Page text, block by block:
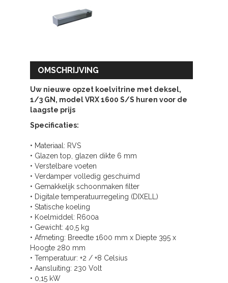
OMSCHRIJVING
Uw nieuwe opzet koelvitrine met deksel,
1/3 GN, model VRX 1600 S/S huren voor de
laagste prijs
Specificaties:
• Materiaal: RVS
• Glazen top, glazen dikte 6 mm
• Verstelbare voeten
• Verdamper volledig geschuimd
• Gemakkelijk schoonmaken filter
• Digitale temperatuurregeling (DIXELL)
• Statische koeling
• Koelmiddel: R600a
• Gewicht: 40,5 kg
• Afmeting: Breedte 1600 mm x Diepte 395 x
Hoogte 280 mm
• Temperatuur: +2 / +8 Celsius
• Aansluiting: 230 Volt
• 0,15 kW